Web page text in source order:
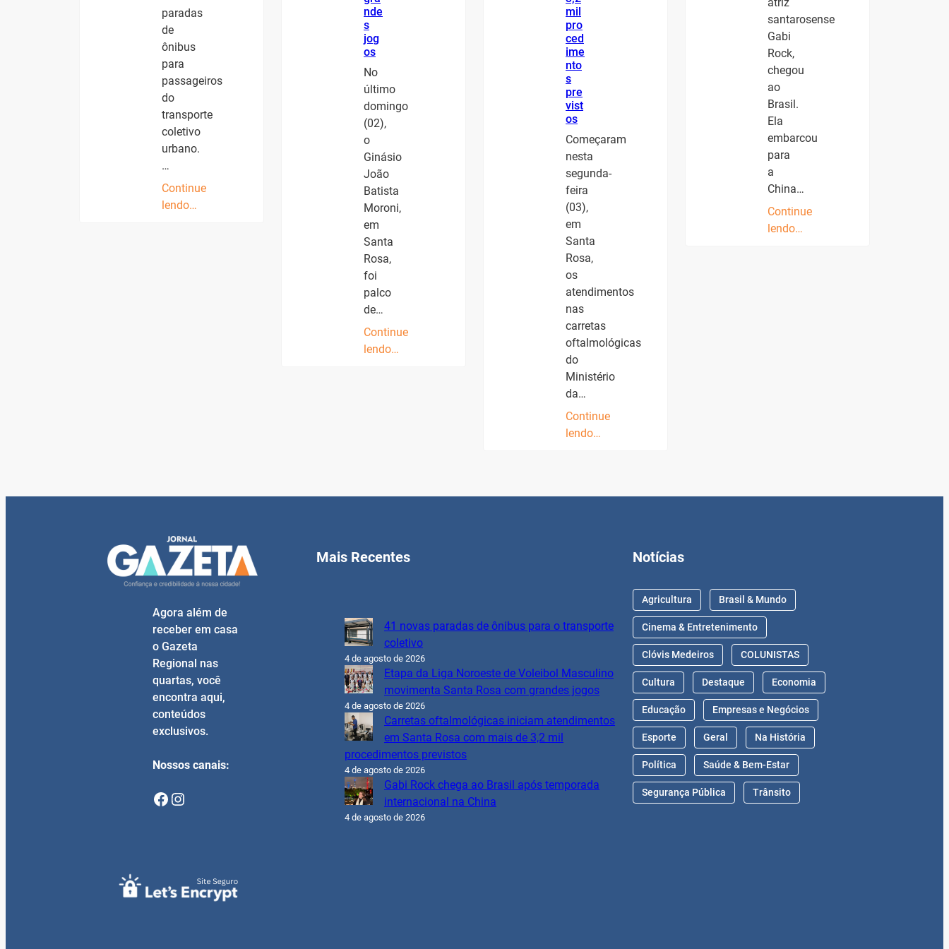
paradas
de
ônibus
para
passageiros
do
transporte
coletivo
urbano.
…
Continue
lendo…
nde
s
jog
os
No
último
domingo
(02),
o
Ginásio
João
Batista
Moroni,
em
Santa
Rosa,
foi
palco
de…
Continue
lendo…
mil
pro
ced
ime
nto
s
pre
vist
os
Começaram
nesta
segunda-
feira
(03),
em
Santa
Rosa,
os
atendimentos
nas
carretas
oftalmológicas
do
Ministério
da…
Continue
lendo…
atriz
santarosense
Gabi
Rock,
chegou
ao
Brasil.
Ela
embarcou
para
a
China…
Continue
lendo…
Agora além de
receber em casa
o Gazeta
Regional nas
quartas, você
encontra aqui,
conteúdos
exclusivos.
Nossos canais:
Facebook Instagram
Mais Recentes
41 novas paradas de ônibus para o transporte
coletivo
4 de agosto de 2026
Etapa da Liga Noroeste de Voleibol Masculino
movimenta Santa Rosa com grandes jogos
4 de agosto de 2026
Carretas oftalmológicas iniciam atendimentos
em Santa Rosa com mais de 3,2 mil
procedimentos previstos
4 de agosto de 2026
Gabi Rock chega ao Brasil após temporada
internacional na China
4 de agosto de 2026
Notícias
Agricultura Brasil & Mundo
Cinema & Entretenimento
Clóvis Medeiros COLUNISTAS
Cultura Destaque Economia
Educação Empresas e Negócios
Esporte Geral Na História
Política Saúde & Bem-Estar
Segurança Pública Trânsito